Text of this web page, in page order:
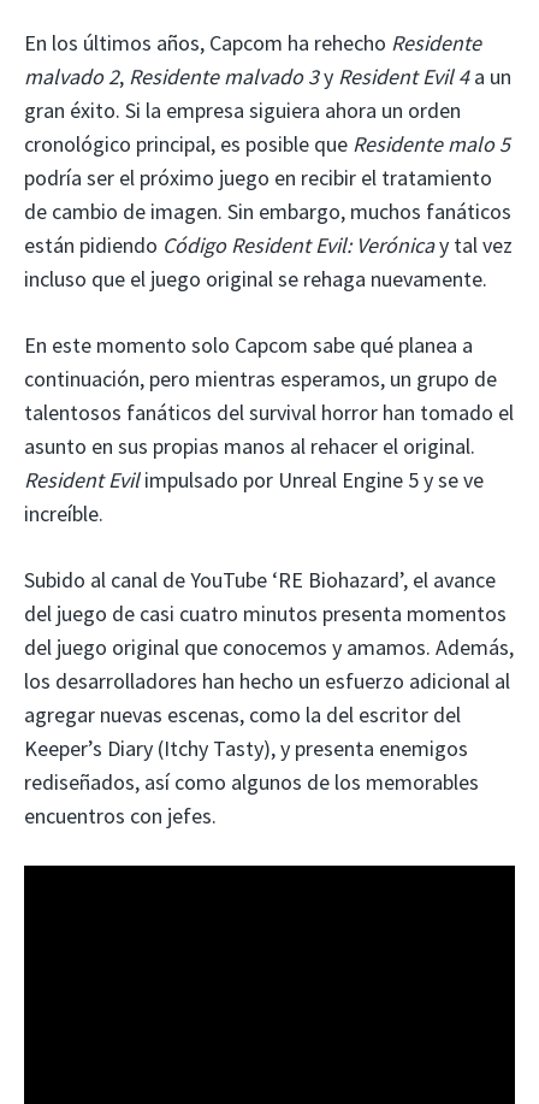
En los últimos años, Capcom ha rehecho Residente
malvado 2, Residente malvado 3y Resident Evil 4a un
gran éxito. Si la empresa siguiera ahora un orden
cronológico principal, es posible que Residente malo 5
podría ser el próximo juego en recibir el tratamiento
de cambio de imagen. Sin embargo, muchos fanáticos
están pidiendo Código Resident Evil: Verónicay tal vez
incluso que el juego original se rehaga nuevamente.
En este momento solo Capcom sabe qué planea a
continuación, pero mientras esperamos, un grupo de
talentosos fanáticos del survival horror han tomado el
asunto en sus propias manos al rehacer el original.
Resident Evilimpulsado por Unreal Engine 5 y se ve
increíble.
Subido al canal de YouTube ‘RE Biohazard’, el avance
del juego de casi cuatro minutos presenta momentos
del juego original que conocemos y amamos. Además,
los desarrolladores han hecho un esfuerzo adicional al
agregar nuevas escenas, como la del escritor del
Keeper’s Diary (Itchy Tasty), y presenta enemigos
rediseñados, así como algunos de los memorables
encuentros con jefes.